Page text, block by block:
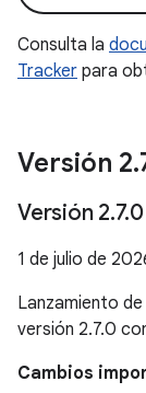
Consulta la
Tracker para
Versión 2.
Versión 2.7.0
1 de julio de
Lanzamiento de
versión 2.7.0
Cambios